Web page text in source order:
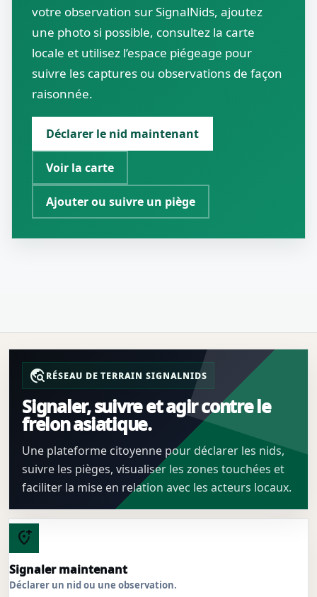
votre observation sur SignalNids, ajoutez
une photo si possible, consultez la carte
locale et utilisez l’espace piégeage pour
suivre les captures ou observations de façon
raisonnée.
Déclarer le nid maintenant
Voir la carte
Ajouter ou suivre un piège
travel_exploreRÉSEAU DE TERRAIN SIGNALNIDS
Signaler, suivre et agir contre le
frelon asiatique.
Une plateforme citoyenne pour déclarer les nids,
suivre les pièges, visualiser les zones touchées et
faciliter la mise en relation avec les acteurs locaux.
add_location_alt
Signaler maintenant
Déclarer un nid ou une observation.